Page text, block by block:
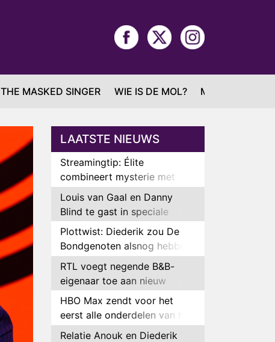
THE MASKED SINGER WIE IS DE MOL? MAFS
LAATSTE NIEUWS
Streamingtip: Élite
combineert mysterie met
romantie
Louis van Gaal en Danny
Blind te gast in speciale
aflevering van Tussen de
Palen
Plottwist: Diederik zou De
Bondgenoten alsnog hebben
verlaten
RTL voegt negende B&B-
eigenaar toe aan nieuw
seizoen B&B Vol Liefde
HBO Max zendt voor het
eerst alle onderdelen van het
EK Atletiek uit
Relatie Anouk en Diederik